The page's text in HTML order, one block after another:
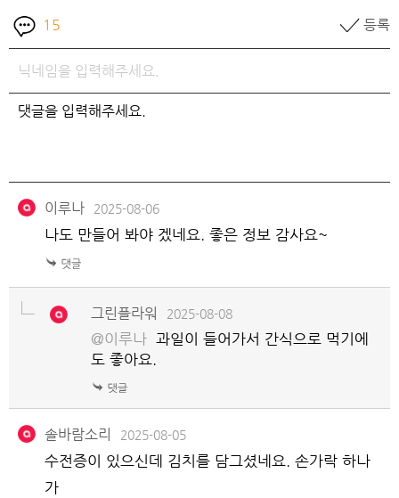
15 등록
이루나 2025-08-06
나도 만들어 봐야 겠네요. 좋은 정보 감사요~
그린플라워 2025-08-08
@이루나 과일이 들어가서 간식으로 먹기에
도 좋아요.
솔바람소리 2025-08-05
수전증이 있으신데 김치를 담그셨네요. 손가락 하나
가